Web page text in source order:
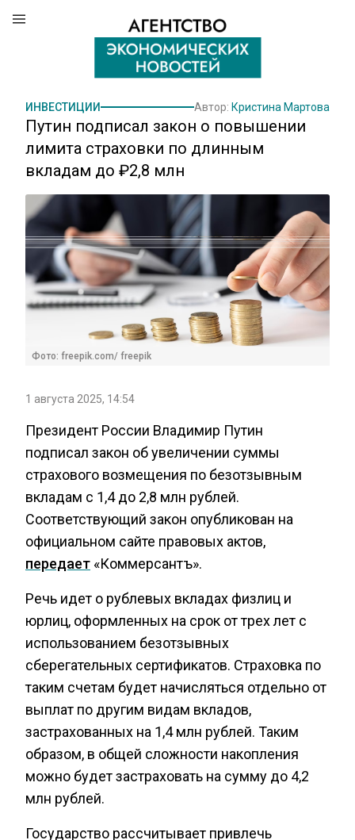
ИНВЕСТИЦИИ Автор: Кристина Мартова
Путин подписал закон о повышении
лимита страховки по длинным
вкладам до ₽2,8 млн
Фото: freepik.com/ freepik
1 августа 2025, 14:54
Президент России Владимир Путин
подписал закон об увеличении суммы
страхового возмещения по безотзывным
вкладам с 1,4 до 2,8 млн рублей.
Соответствующий закон опубликован на
официальном сайте правовых актов,
передает «Коммерсантъ».
Речь идет о рублевых вкладах физлиц и
юрлиц, оформленных на срок от трех лет с
использованием безотзывных
сберегательных сертификатов. Страховка по
таким счетам будет начисляться отдельно от
выплат по другим видам вкладов,
застрахованных на 1,4 млн рублей. Таким
образом, в общей сложности накопления
можно будет застраховать на сумму до 4,2
млн рублей.
Государство рассчитывает привлечь